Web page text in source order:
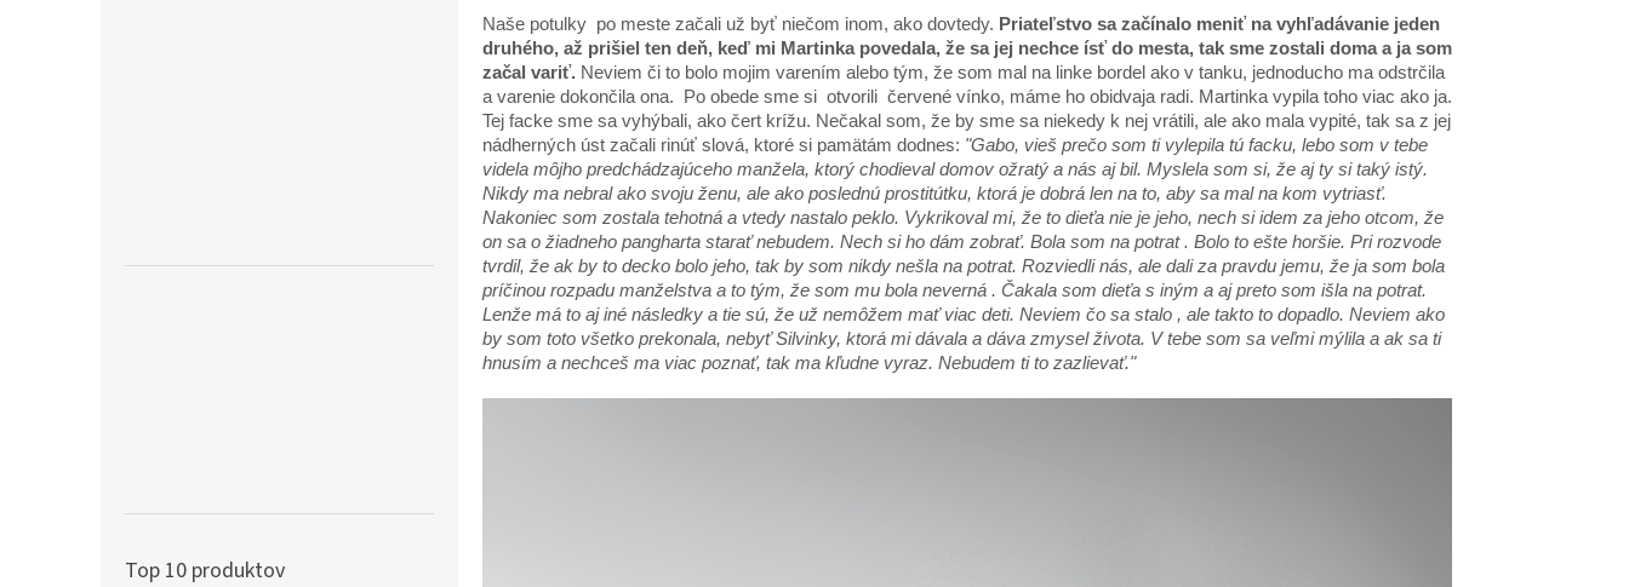
Top 10 produktov
Naše potulky po meste začali už byť niečom inom, ako dovtedy. Priateľstvo sa začínalo meniť na vyhľadávanie jeden
druhého, až prišiel ten deň, keď mi Martinka povedala, že sa jej nechce ísť do mesta, tak sme zostali doma a ja som
začal variť. Neviem či to bolo mojim varením alebo tým, že som mal na linke bordel ako v tanku, jednoducho ma odstrčila
a varenie dokončila ona. Po obede sme si otvorili červené vínko, máme ho obidvaja radi. Martinka vypila toho viac ako ja.
Tej facke sme sa vyhýbali, ako čert krížu. Nečakal som, že by sme sa niekedy k nej vrátili, ale ako mala vypité, tak sa z jej
nádherných úst začali rinúť slová, ktoré si pamätám dodnes: "Gabo, vieš prečo som ti vylepila tú facku, lebo som v tebe
videla môjho predchádzajúceho manžela, ktorý chodieval domov ožratý a nás aj bil. Myslela som si, že aj ty si taký istý.
Nikdy ma nebral ako svoju ženu, ale ako poslednú prostitútku, ktorá je dobrá len na to, aby sa mal na kom vytriasť.
Nakoniec som zostala tehotná a vtedy nastalo peklo. Vykrikoval mi, že to dieťa nie je jeho, nech si idem za jeho otcom, že
on sa o žiadneho pangharta starať nebudem. Nech si ho dám zobrať. Bola som na potrat . Bolo to ešte horšie. Pri rozvode
tvrdil, že ak by to decko bolo jeho, tak by som nikdy nešla na potrat. Rozviedli nás, ale dali za pravdu jemu, že ja som bola
príčinou rozpadu manželstva a to tým, že som mu bola neverná . Čakala som dieťa s iným a aj preto som išla na potrat.
Lenže má to aj iné následky a tie sú, že už nemôžem mať viac deti. Neviem čo sa stalo , ale takto to dopadlo. Neviem ako
by som toto všetko prekonala, nebyť Silvinky, ktorá mi dávala a dáva zmysel života. V tebe som sa veľmi mýlila a ak sa ti
hnusím a nechceš ma viac poznať, tak ma kľudne vyraz. Nebudem ti to zazlievať."